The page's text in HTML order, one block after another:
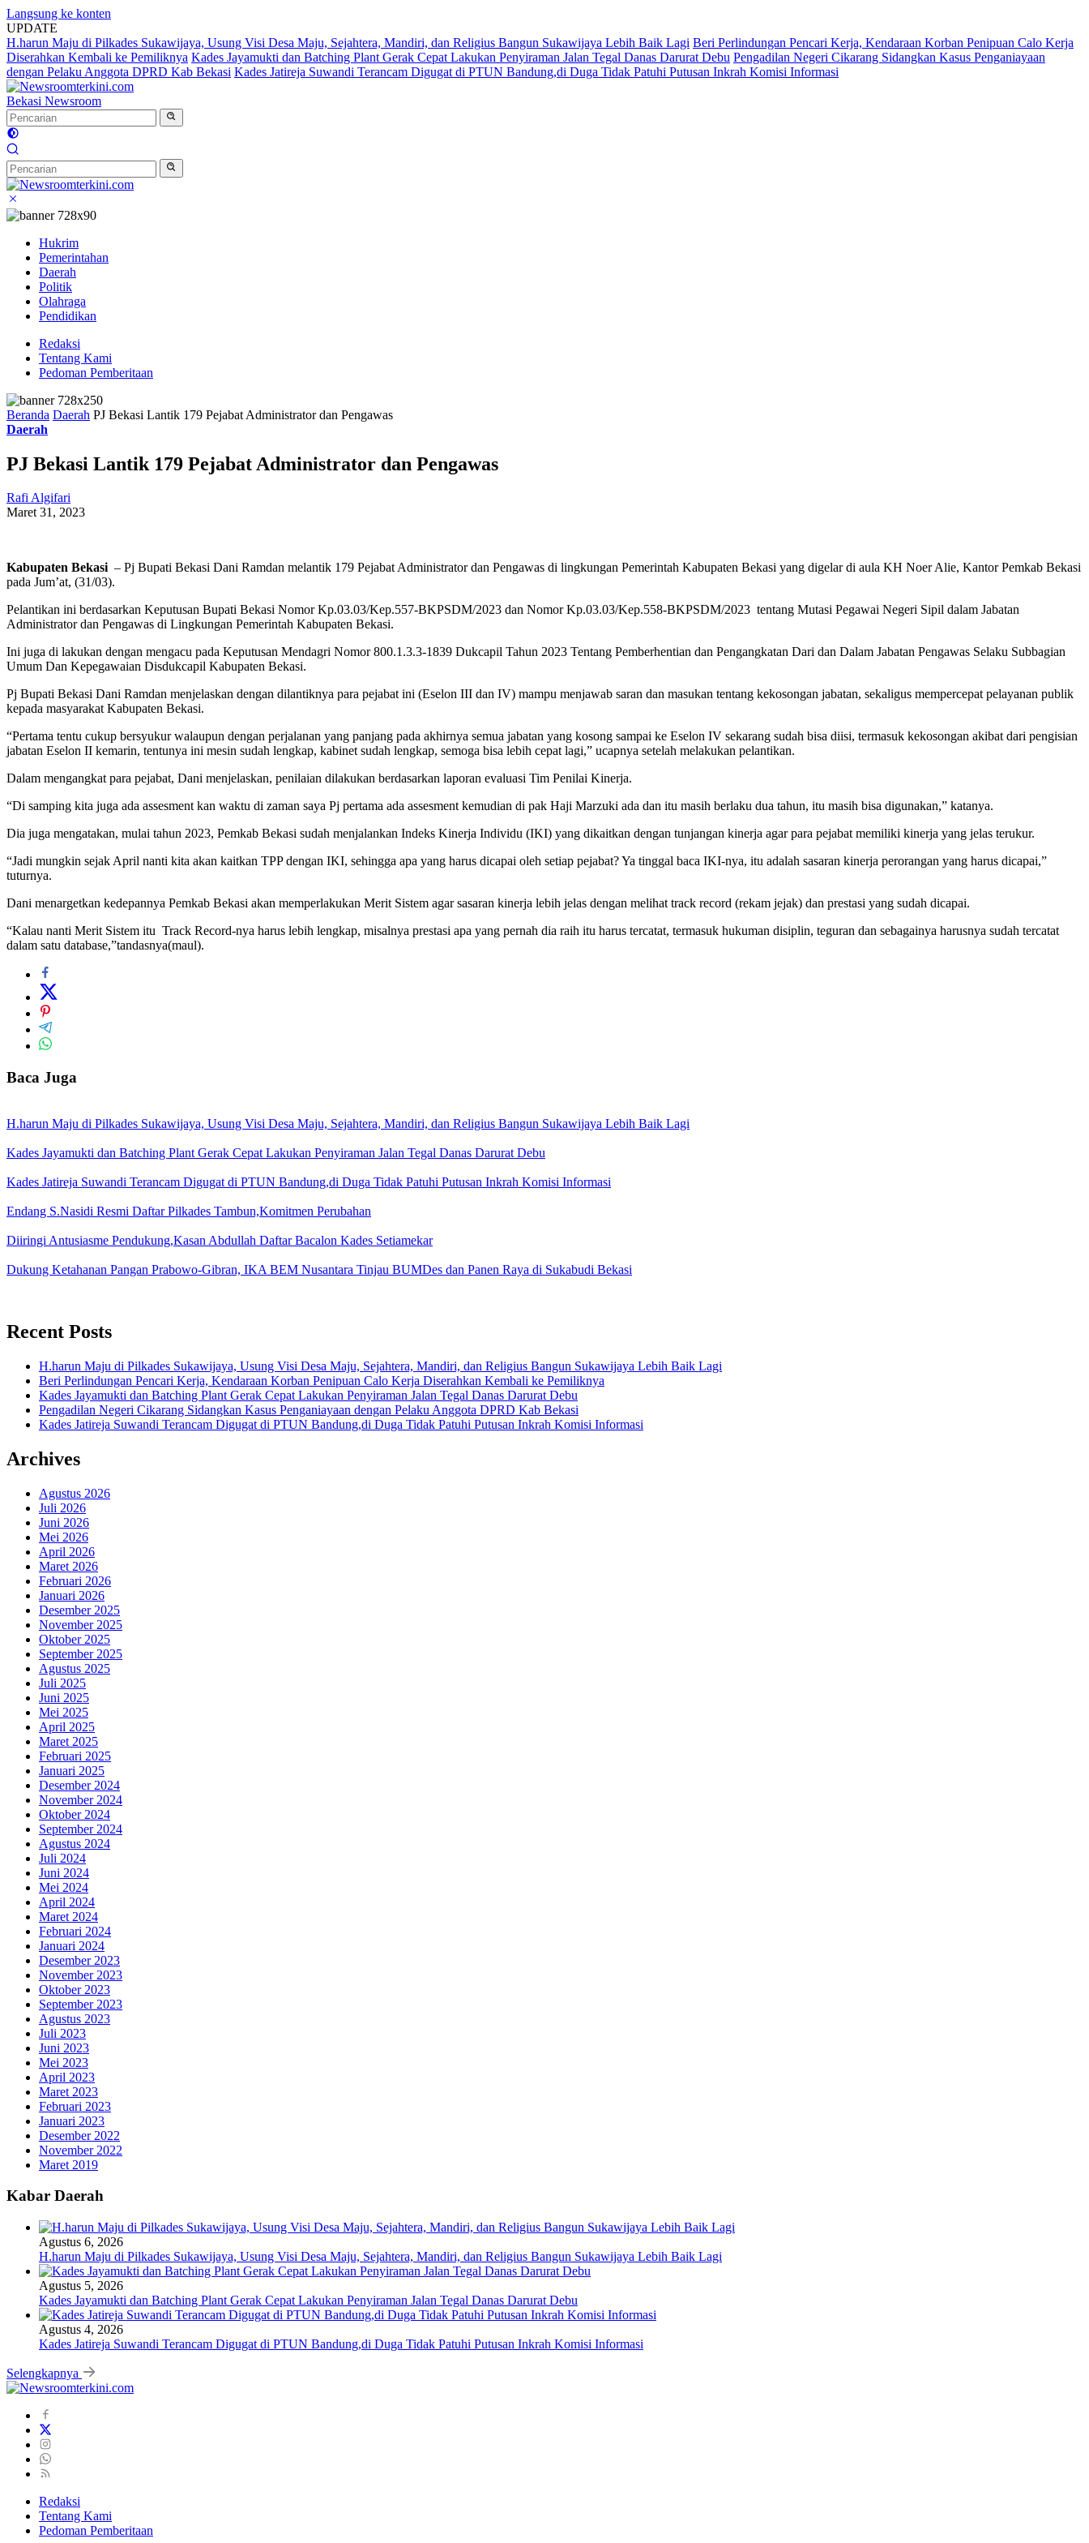
Langsung ke konten
UPDATE
H.harun Maju di Pilkades Sukawijaya, Usung Visi Desa Maju, Sejahtera, Mandiri, dan Religius Bangun Sukawijaya Lebih Baik Lagi Beri Perlindungan Pencari Kerja, Kendaraan Korban Penipuan Calo Kerja
Diserahkan Kembali ke Pemiliknya Kades Jayamukti dan Batching Plant Gerak Cepat Lakukan Penyiraman Jalan Tegal Danas Darurat Debu Pengadilan Negeri Cikarang Sidangkan Kasus Penganiayaan
dengan Pelaku Anggota DPRD Kab Bekasi Kades Jatireja Suwandi Terancam Digugat di PTUN Bandung,di Duga Tidak Patuhi Putusan Inkrah Komisi Informasi
Bekasi Newsroom
Hukrim
Pemerintahan
Daerah
Politik
Olahraga
Pendidikan
Redaksi
Tentang Kami
Pedoman Pemberitaan
Beranda Daerah PJ Bekasi Lantik 179 Pejabat Administrator dan Pengawas
Daerah
PJ Bekasi Lantik 179 Pejabat Administrator dan Pengawas
Rafi Algifari
Maret 31, 2023
Kabupaten Bekasi– Pj Bupati Bekasi Dani Ramdan melantik 179 Pejabat Administrator dan Pengawas di lingkungan Pemerintah Kabupaten Bekasi yang digelar di aula KH Noer Alie, Kantor Pemkab Bekasi
pada Jum’at, (31/03).
Pelantikan ini berdasarkan Keputusan Bupati Bekasi Nomor Kp.03.03/Kep.557-BKPSDM/2023 dan Nomor Kp.03.03/Kep.558-BKPSDM/2023 tentang Mutasi Pegawai Negeri Sipil dalam Jabatan
Administrator dan Pengawas di Lingkungan Pemerintah Kabupaten Bekasi.
Ini juga di lakukan dengan mengacu pada Keputusan Mendagri Nomor 800.1.3.3-1839 Dukcapil Tahun 2023 Tentang Pemberhentian dan Pengangkatan Dari dan Dalam Jabatan Pengawas Selaku Subbagian
Umum Dan Kepegawaian Disdukcapil Kabupaten Bekasi.
Pj Bupati Bekasi Dani Ramdan menjelaskan dengan dilantiknya para pejabat ini (Eselon III dan IV) mampu menjawab saran dan masukan tentang kekosongan jabatan, sekaligus mempercepat pelayanan publik
kepada masyarakat Kabupaten Bekasi.
“Pertama tentu cukup bersyukur walaupun dengan perjalanan yang panjang pada akhirnya semua jabatan yang kosong sampai ke Eselon IV sekarang sudah bisa diisi, termasuk kekosongan akibat dari pengisian
jabatan Eselon II kemarin, tentunya ini mesin sudah lengkap, kabinet sudah lengkap, semoga bisa lebih cepat lagi,” ucapnya setelah melakukan pelantikan.
Dalam mengangkat para pejabat, Dani menjelaskan, penilaian dilakukan berdasarkan laporan evaluasi Tim Penilai Kinerja.
“Di samping kita juga ada assesment kan waktu di zaman saya Pj pertama ada assesment kemudian di pak Haji Marzuki ada dan itu masih berlaku dua tahun, itu masih bisa digunakan,” katanya.
Dia juga mengatakan, mulai tahun 2023, Pemkab Bekasi sudah menjalankan Indeks Kinerja Individu (IKI) yang dikaitkan dengan tunjangan kinerja agar para pejabat memiliki kinerja yang jelas terukur.
“Jadi mungkin sejak April nanti kita akan kaitkan TPP dengan IKI, sehingga apa yang harus dicapai oleh setiap pejabat? Ya tinggal baca IKI-nya, itu adalah sasaran kinerja perorangan yang harus dicapai,”
tuturnya.
Dani menargetkan kedepannya Pemkab Bekasi akan memperlakukan Merit Sistem agar sasaran kinerja lebih jelas dengan melihat track record (rekam jejak) dan prestasi yang sudah dicapai.
“Kalau nanti Merit Sistem itu Track Record-nya harus lebih lengkap, misalnya prestasi apa yang pernah dia raih itu harus tercatat, termasuk hukuman disiplin, teguran dan sebagainya harusnya sudah tercatat
dalam satu database,”tandasnya(maul).
Baca Juga
H.harun Maju di Pilkades Sukawijaya, Usung Visi Desa Maju, Sejahtera, Mandiri, dan Religius Bangun Sukawijaya Lebih Baik Lagi
Kades Jayamukti dan Batching Plant Gerak Cepat Lakukan Penyiraman Jalan Tegal Danas Darurat Debu
Kades Jatireja Suwandi Terancam Digugat di PTUN Bandung,di Duga Tidak Patuhi Putusan Inkrah Komisi Informasi
Endang S.Nasidi Resmi Daftar Pilkades Tambun,Komitmen Perubahan
Diiringi Antusiasme Pendukung,Kasan Abdullah Daftar Bacalon Kades Setiamekar
Dukung Ketahanan Pangan Prabowo-Gibran, IKA BEM Nusantara Tinjau BUMDes dan Panen Raya di Sukabudi Bekasi
Recent Posts
H.harun Maju di Pilkades Sukawijaya, Usung Visi Desa Maju, Sejahtera, Mandiri, dan Religius Bangun Sukawijaya Lebih Baik Lagi
Beri Perlindungan Pencari Kerja, Kendaraan Korban Penipuan Calo Kerja Diserahkan Kembali ke Pemiliknya
Kades Jayamukti dan Batching Plant Gerak Cepat Lakukan Penyiraman Jalan Tegal Danas Darurat Debu
Pengadilan Negeri Cikarang Sidangkan Kasus Penganiayaan dengan Pelaku Anggota DPRD Kab Bekasi
Kades Jatireja Suwandi Terancam Digugat di PTUN Bandung,di Duga Tidak Patuhi Putusan Inkrah Komisi Informasi
Archives
Agustus 2026
Juli 2026
Juni 2026
Mei 2026
April 2026
Maret 2026
Februari 2026
Januari 2026
Desember 2025
November 2025
Oktober 2025
September 2025
Agustus 2025
Juli 2025
Juni 2025
Mei 2025
April 2025
Maret 2025
Februari 2025
Januari 2025
Desember 2024
November 2024
Oktober 2024
September 2024
Agustus 2024
Juli 2024
Juni 2024
Mei 2024
April 2024
Maret 2024
Februari 2024
Januari 2024
Desember 2023
November 2023
Oktober 2023
September 2023
Agustus 2023
Juli 2023
Juni 2023
Mei 2023
April 2023
Maret 2023
Februari 2023
Januari 2023
Desember 2022
November 2022
Maret 2019
Kabar Daerah
Agustus 6, 2026
H.harun Maju di Pilkades Sukawijaya, Usung Visi Desa Maju, Sejahtera, Mandiri, dan Religius Bangun Sukawijaya Lebih Baik Lagi
Agustus 5, 2026
Kades Jayamukti dan Batching Plant Gerak Cepat Lakukan Penyiraman Jalan Tegal Danas Darurat Debu
Agustus 4, 2026
Kades Jatireja Suwandi Terancam Digugat di PTUN Bandung,di Duga Tidak Patuhi Putusan Inkrah Komisi Informasi
Selengkapnya
Redaksi
Tentang Kami
Pedoman Pemberitaan